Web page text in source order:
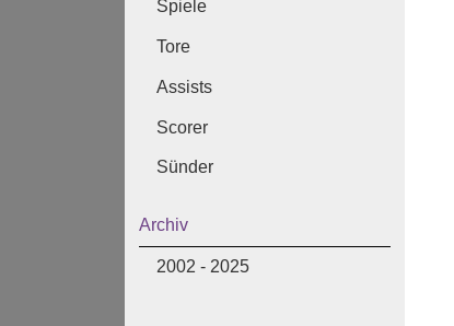
Spiele
Tore
Assists
Scorer
Sünder
Archiv
2002 - 2025